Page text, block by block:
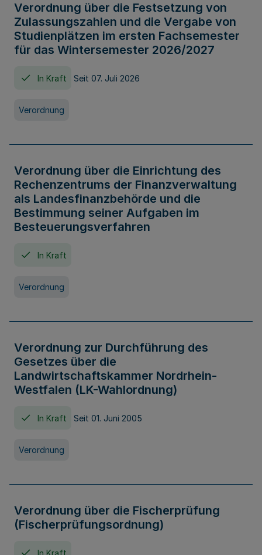
Verordnung über die Festsetzung von
Zulassungszahlen und die Vergabe von
Studienplätzen im ersten Fachsemester
für das Wintersemester 2026/2027
In Kraft Seit 07. Juli 2026
Verordnung
Verordnung über die Einrichtung des
Rechenzentrums der Finanzverwaltung
als Landesfinanzbehörde und die
Bestimmung seiner Aufgaben im
Besteuerungsverfahren
In Kraft
Verordnung
Verordnung zur Durchführung des
Gesetzes über die
Landwirtschaftskammer Nordrhein-
Westfalen (LK-Wahlordnung)
In Kraft Seit 01. Juni 2005
Verordnung
Verordnung über die Fischerprüfung
(Fischerprüfungsordnung)
In Kraft